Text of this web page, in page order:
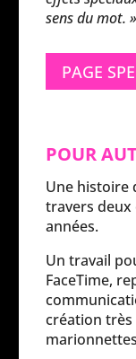
sens du mot. »
PAGE
POUR
Une histoire
travers
années.
Un travail
FaceTime,
création